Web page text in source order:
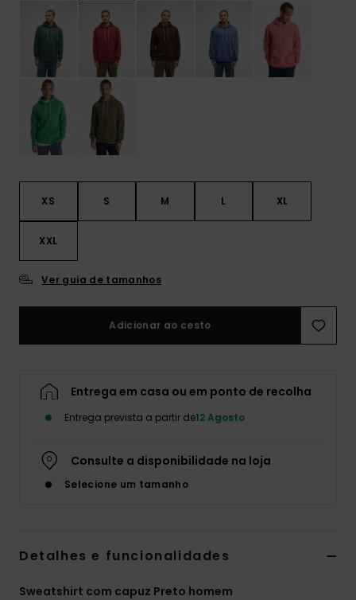
XS S M L XL
XXL
Ver guia de tamanhos
Adicionar ao cesto
Entrega em casa ou em ponto de recolha
Entrega prevista a partir de12 Agosto
Consulte a disponibilidade na loja
Selecione um tamanho
Detalhes e funcionalidades
Sweatshirt com capuz Preto homem